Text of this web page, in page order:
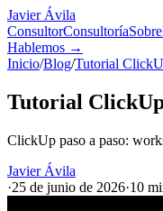
Javier Ávila
ConsultorConsultoríaSobre
Hablemos →
Inicio/Blog/Tutorial
Tutorial
ClickUp paso a paso:
Javier Ávila
·25 de junio de 2026·10